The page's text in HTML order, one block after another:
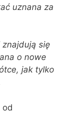
uznana za
znajdują się
o nowe
jak tylko
od